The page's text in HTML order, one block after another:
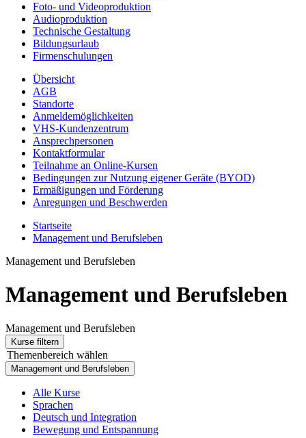
Foto- und Videoproduktion
Audioproduktion
Technische Gestaltung
Bildungsurlaub
Firmenschulungen
Übersicht
AGB
Standorte
Anmeldemöglichkeiten
VHS-Kundenzentrum
Ansprechpersonen
Kontaktformular
Teilnahme an Online-Kursen
Bedingungen zur Nutzung eigener Geräte (BYOD)
Ermäßigungen und Förderung
Anregungen und Beschwerden
Startseite
Management und Berufsleben
Management und Berufsleben
Management und Berufsleben
Management und Berufsleben
Kurse filtern
Themenbereich wählen
Management und Berufsleben
Alle Kurse
Sprachen
Deutsch und Integration
Bewegung und Entspannung